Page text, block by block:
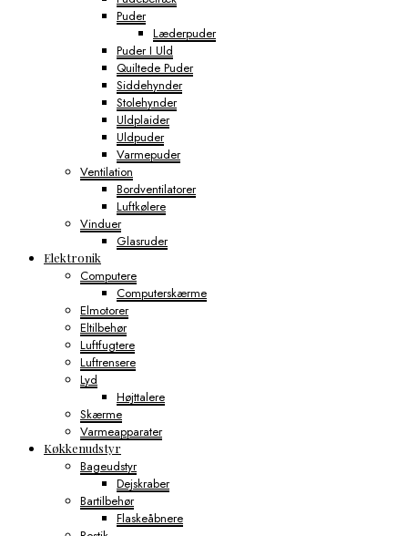
Puder
Læderpuder
Puder I Uld
Quiltede Puder
Siddehynder
Stolehynder
Uldplaider
Uldpuder
Varmepuder
Ventilation
Bordventilatorer
Luftkølere
Vinduer
Glasruder
Elektronik
Computere
Computerskærme
Elmotorer
Eltilbehør
Luftfugtere
Luftrensere
Lyd
Højttalere
Skærme
Varmeapparater
Køkkenudstyr
Bageudstyr
Dejskraber
Bartilbehør
Flaskeåbnere